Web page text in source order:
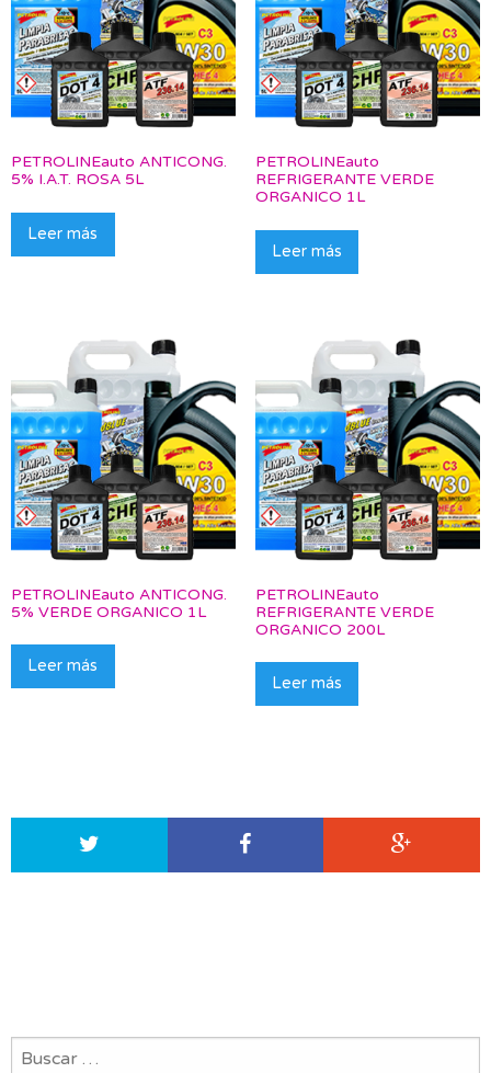
PETROLINEauto ANTICONG.
5% I.A.T. ROSA 5L
Leer más
PETROLINEauto
REFRIGERANTE VERDE
ORGANICO 1L
Leer más
PETROLINEauto ANTICONG.
5% VERDE ORGANICO 1L
Leer más
PETROLINEauto
REFRIGERANTE VERDE
ORGANICO 200L
Leer más